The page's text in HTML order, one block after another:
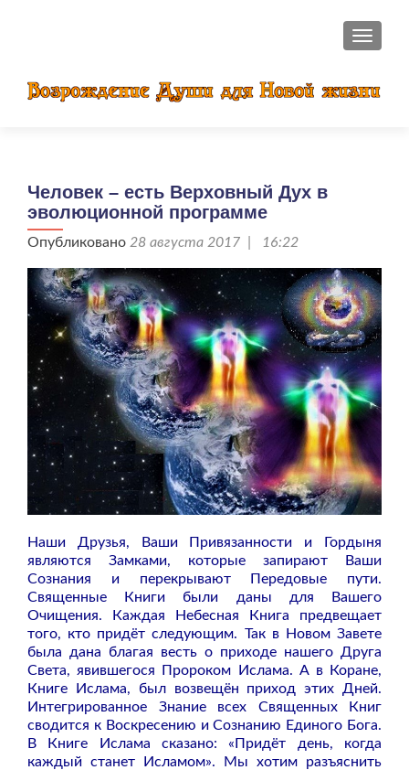
Человек – есть Верховный Дух в
эволюционной программе
Опубликовано 28 августа 2017 | 16:22
Наши Друзья, Ваши Привязанности и Гордыня
являются Замками, которые запирают Ваши
Сознания и перекрывают Передовые пути.
Священные Книги были даны для Вашего
Очищения. Каждая Небесная Книга предвещает
того, кто придёт следующим. Так в Новом Завете
была дана благая весть о приходе нашего Друга
Света, явившегося Пророком Ислама. А в Коране,
Книге Ислама, был возвещён приход этих Дней.
Интегрированное Знание всех Священных Книг
сводится к Воскресению и Сознанию Единого Бога.
В Книге Ислама сказано: «Придёт день, когда
каждый станет Исламом». Мы хотим разъяснить